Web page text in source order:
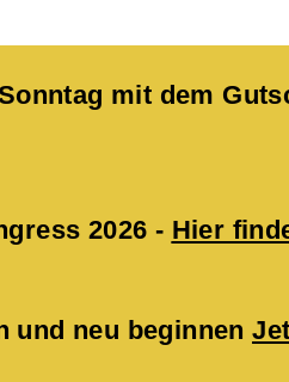
mit dem
2026 - Hier
und neu beginnen